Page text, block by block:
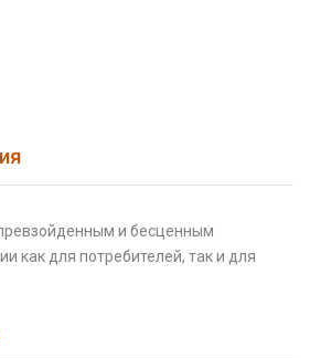
и бесценным
как для потребителей, так и для